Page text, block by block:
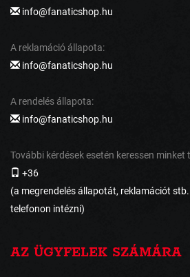
info@fanaticshop.hu
A reklamáció állapota:
info@fanaticshop.hu
A rendelés állapota:
info@fanaticshop.hu
További kérdések esetén keressen minket
+36
(a megrendelés állapotát, reklamációt
telefonon intézni)
AZ ÜGYFELEK SZÁMÁRA